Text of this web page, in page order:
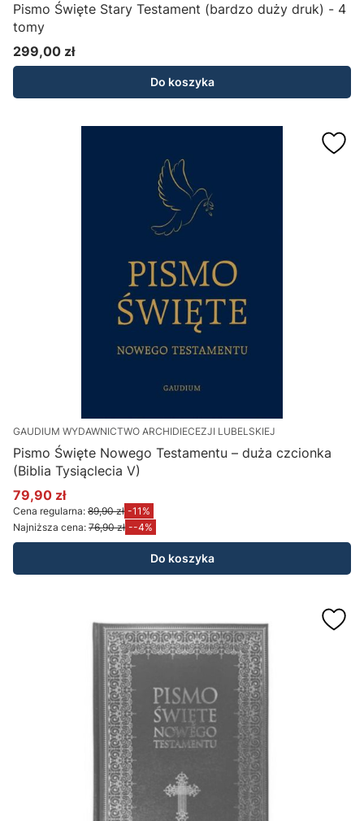
Pismo Święte Stary Testament (bardzo duży druk) - 4
tomy
Cena
299,00 zł
Do koszyka
GAUDIUM WYDAWNICTWO ARCHIDIECEZJI LUBELSKIEJ
Pismo Święte Nowego Testamentu – duża czcionka
(Biblia Tysiąclecia V)
Cena promocyjna
79,90 zł
Cena regularna: 89,90 zł -11%
Najniższa cena: 76,90 zł --4%
Do koszyka